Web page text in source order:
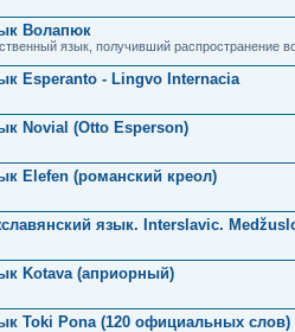
Волапюк
язык, получивший распространение
Esperanto - Lingvo Internacia
Novial (Otto Esperson)
Elefen (романский креол)
язык. Interslavic.
Kotava (априорный)
Toki Pona (120 официальных слов)